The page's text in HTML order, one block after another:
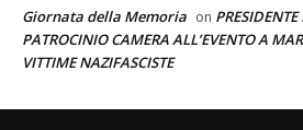
Giornata della Memoria on PRESIDENTE
PATROCINIO CAMERA ALL’EVENTO A
VITTIME NAZIFASCISTE